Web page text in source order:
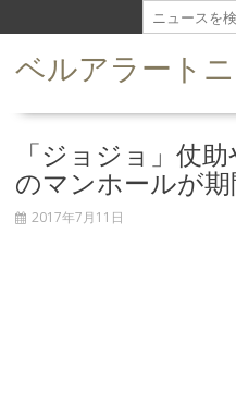
k
ベルアラート
「ジョジョ」仗
のマンホールが
2017年7月11日